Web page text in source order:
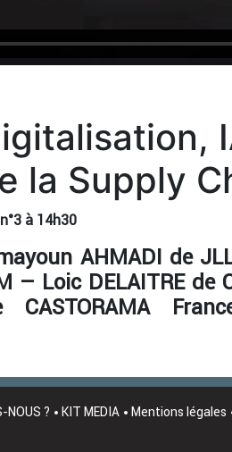
la Supply
à 14h30
AHMADI de
– Loic DELAITRE de
NOUS ? KIT MEDIA Mentions légales